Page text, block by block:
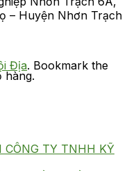
hàng.
– Huyện Nhơn Trạch
Địa. Bookmark the
TY TNHH KỸ